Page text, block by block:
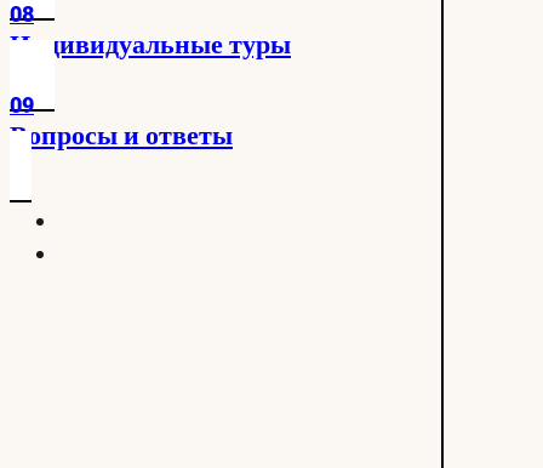
08
Индивидуальные туры
09
Вопросы и ответы